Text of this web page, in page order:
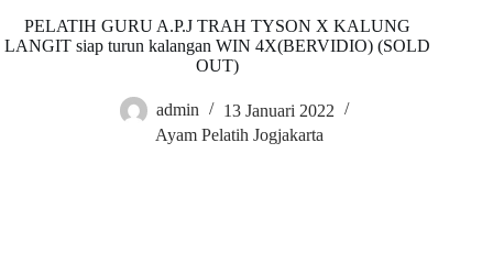
PELATIH GURU A.P.J TRAH TYSON X KALUNG
LANGIT siap turun kalangan WIN 4X(BERVIDIO) (SOLD
OUT)
admin
13 Januari 2022
Ayam Pelatih Jogjakarta